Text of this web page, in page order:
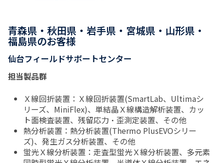
青森県・秋田県・岩手県・宮城県・山形県・
福島県のお客様
仙台フィールドサポートセンター
担当製品群
Ｘ線回折装置：Ｘ線回折装置(SmartLab、Ultimaシ
リーズ、MiniFlex)、単結晶Ｘ線構造解析装置、カッ
ト面検査装置、残留応力・歪測定装置、その他
熱分析装置：熱分析装置(Thermo PlusEVOシリー
ズ)、発生ガス分析装置、その他
蛍光Ｘ線分析装置：走査型蛍光Ｘ線分析装置、多元素